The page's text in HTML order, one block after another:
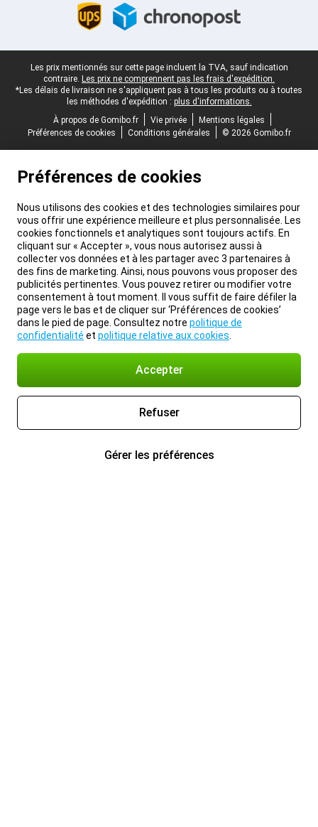
Pied-de-page légal
Les prix mentionnés sur cette page incluent la TVA, sauf indication
contraire. Les prix ne comprennent pas les frais d'expédition.
*Les délais de livraison ne s'appliquent pas à tous les produits ou à toutes
les méthodes d'expédition : plus d'informations.
À propos de Gomibo.fr
Vie privée
Mentions légales
Préférences de cookies
Conditions générales © 2026 Gomibo.fr
Préférences de cookies
Nous utilisons des cookies et des technologies similaires pour
vous offrir une expérience meilleure et plus personnalisée. Les
cookies fonctionnels et analytiques sont toujours actifs. En
cliquant sur « Accepter », vous nous autorisez aussi à
collecter vos données et à les partager avec 3 partenaires à
des fins de marketing. Ainsi, nous pouvons vous proposer des
publicités pertinentes. Vous pouvez retirer ou modifier votre
consentement à tout moment. Il vous suffit de faire défiler la
page vers le bas et de cliquer sur ‘Préférences de cookies’
dans le pied de page. Consultez notre politique de
confidentialité et politique relative aux cookies
Accepter
Refuser
Gérer les préférences